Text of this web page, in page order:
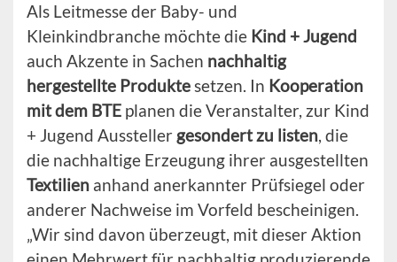
Als Leitmesse der Baby- und
Kleinkindbranche möchte die Kind + Jugend
auch Akzente in Sachen nachhaltig
hergestellte Produktesetzen. In Kooperation
mit dem BTE planen die Veranstalter, zur Kind
+ Jugend Ausstellergesondert zu listen, die
die nachhaltige Erzeugung ihrer ausgestellten
Textilien anhand anerkannter Prüfsiegel oder
anderer Nachweise im Vorfeld bescheinigen.
„Wir sind davon überzeugt, mit dieser Aktion